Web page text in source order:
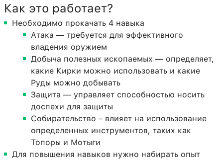
Как это работает?
Необходимо прокачать 4 навыка
Атака — требуется для эффективного
владения оружием
Добыча полезных ископаемых — определяет,
какие Кирки можно использовать и какие
Руды можно добывать
Защита — управляет способностью носить
доспехи для защиты
Собирательство – влияет на использование
определенных инструментов, таких как
Топоры и Мотыги
Для повышения навыков нужно набирать опыт